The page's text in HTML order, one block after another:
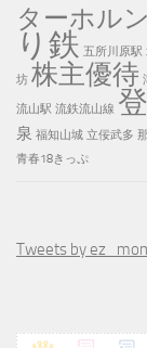
ターホルン
り鉄 五所川原駅
坊 株主優待
流山駅 流鉄流山線
泉 福知山城 立佞武多
青春18きっぷ
Tweets by